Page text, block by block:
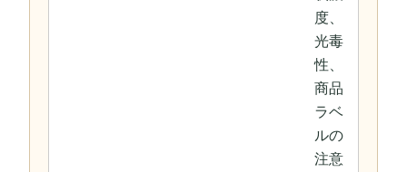
度、
光毒
性、
商品
ラベ
ルの
注意